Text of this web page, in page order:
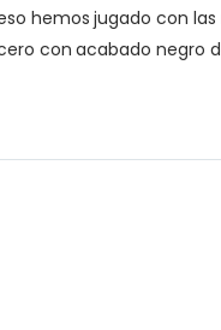
hemos jugado con
con acabado negro